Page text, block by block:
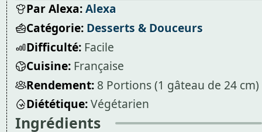
Par Alexa:Alexa
Catégorie: Desserts & Douceurs
Difficulté: Facile
Cuisine: Française
Rendement: 8 Portions (1 gâteau de 24 cm)
Diététique:Végétarien
Ingrédients